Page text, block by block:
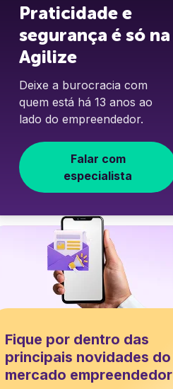
Praticidade e
segurança é só na
Agilize
Deixe a burocracia com
quem está há 13 anos ao
lado do empreendedor.
Falar com
especialista
Fique por dentro das
principais novidades do
mercado empreendedor